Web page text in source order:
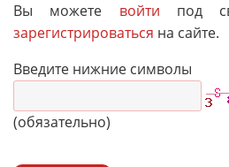
Вы можете войти под
зарегистрироваться на сайте.
Введите нижние символы
(обязательно)